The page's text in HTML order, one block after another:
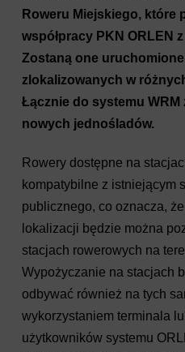
Roweru Miejskiego, które
współpracy PKN ORLEN
Zostaną one
zlokalizowanych w
Łącznie do systemu WRM
nowych jednośladów.
Rowery dostępne na
kompatybilne z istniejącym
publicznego, co oznacza,
lokalizacji będzie można
stacjach rowerowych na
Wypożyczanie na stacjach
odbywać również na tych
wykorzystaniem terminala
użytkowników systemu